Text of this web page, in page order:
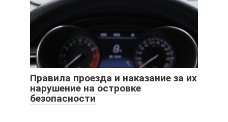
Правила проезда и наказание за их
нарушение на островке
безопасности